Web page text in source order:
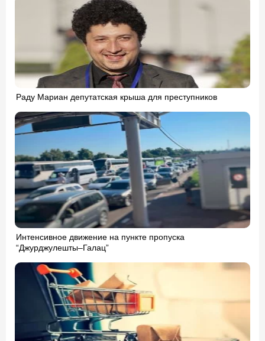
Раду Мариан депутатская крыша для преступников
Интенсивное движение на пункте пропуска
“Джурджулешты–Галац”